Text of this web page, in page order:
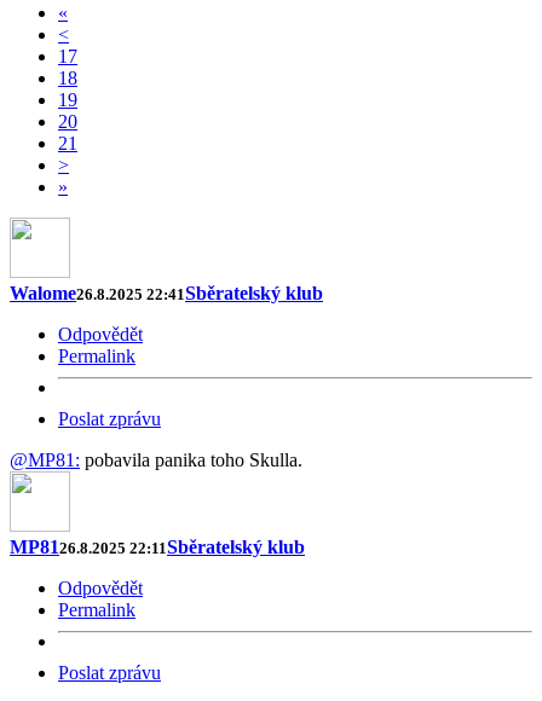
«
<
17
18
19
20
21
>
»
Walome26.8.2025 22:41Sběratelský klub
Odpovědět
Permalink
Poslat zprávu
@MP81: pobavila panika toho Skulla.
MP8126.8.2025 22:11Sběratelský klub
Odpovědět
Permalink
Poslat zprávu